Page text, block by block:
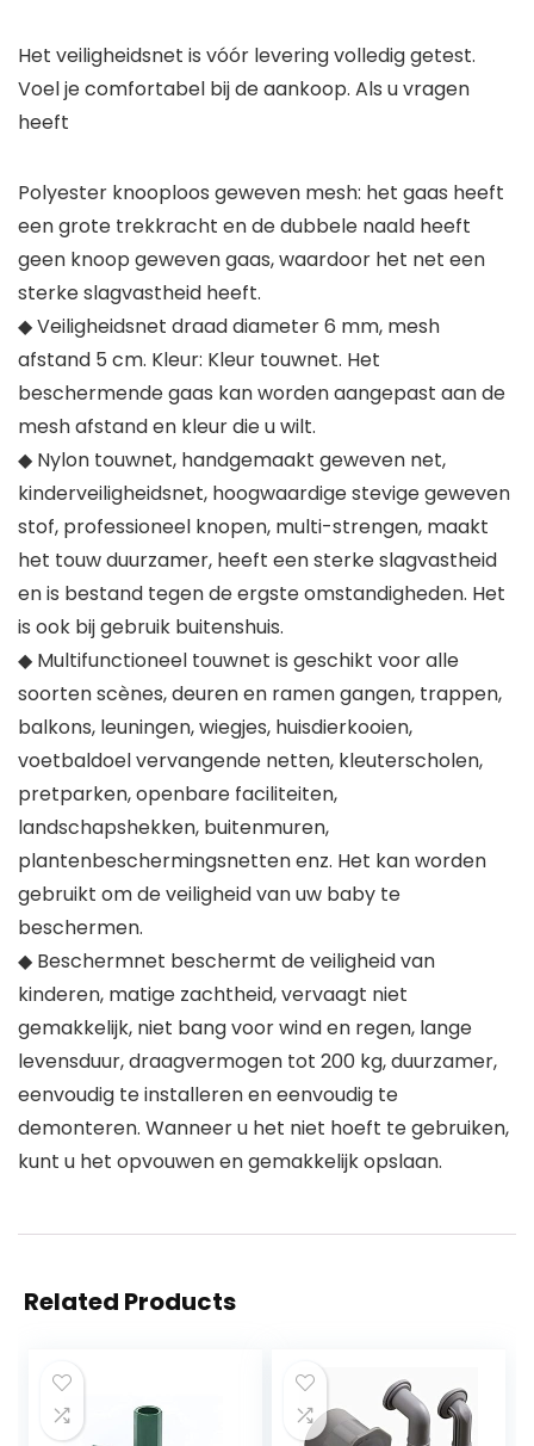
Het veiligheidsnet is vóór levering volledig getest.
Voel je comfortabel bij de aankoop. Als u vragen
heeft
Polyester knooploos geweven mesh: het gaas heeft
een grote trekkracht en de dubbele naald heeft
geen knoop geweven gaas, waardoor het net een
sterke slagvastheid heeft.
◆ Veiligheidsnet draad diameter 6 mm, mesh
afstand 5 cm. Kleur: Kleur touwnet. Het
beschermende gaas kan worden aangepast aan de
mesh afstand en kleur die u wilt.
◆ Nylon touwnet, handgemaakt geweven net,
kinderveiligheidsnet, hoogwaardige stevige geweven
stof, professioneel knopen, multi-strengen, maakt
het touw duurzamer, heeft een sterke slagvastheid
en is bestand tegen de ergste omstandigheden. Het
is ook bij gebruik buitenshuis.
◆ Multifunctioneel touwnet is geschikt voor alle
soorten scènes, deuren en ramen gangen, trappen,
balkons, leuningen, wiegjes, huisdierkooien,
voetbaldoel vervangende netten, kleuterscholen,
pretparken, openbare faciliteiten,
landschapshekken, buitenmuren,
plantenbeschermingsnetten enz. Het kan worden
gebruikt om de veiligheid van uw baby te
beschermen.
◆ Beschermnet beschermt de veiligheid van
kinderen, matige zachtheid, vervaagt niet
gemakkelijk, niet bang voor wind en regen, lange
levensduur, draagvermogen tot 200 kg, duurzamer,
eenvoudig te installeren en eenvoudig te
demonteren. Wanneer u het niet hoeft te gebruiken,
kunt u het opvouwen en gemakkelijk opslaan.
Related Products